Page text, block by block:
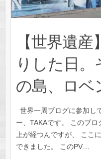
【世界遺
りした日
の島、ロベ
世界一周ブログに参加し
ー、TAKAです。 このブ
上が経つんですが、 ここ
できました。 このPV…